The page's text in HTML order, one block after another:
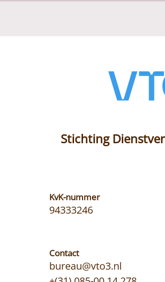
Stichting
KvK-nummer
94333246
Contact
bureau@vto3.nl